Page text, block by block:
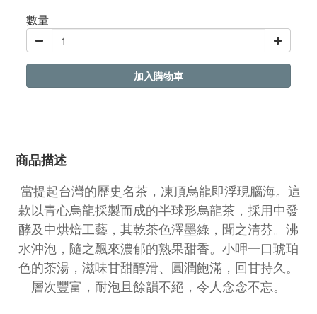
數量
加入購物車
商品描述
當提起台灣的歷史名茶，凍頂烏龍即浮現腦海。這
款以青心烏龍採製而成的半球形烏龍茶，採用中發
酵及中烘焙工藝，其乾茶色澤墨綠，聞之清芬。沸
水沖泡，隨之飄來濃郁的熟果甜香。小呷一口琥珀
色的茶湯，滋味甘甜醇滑、圓潤飽滿，回甘持久。
層次豐富，耐泡且餘韻不絕，令人念念不忘。